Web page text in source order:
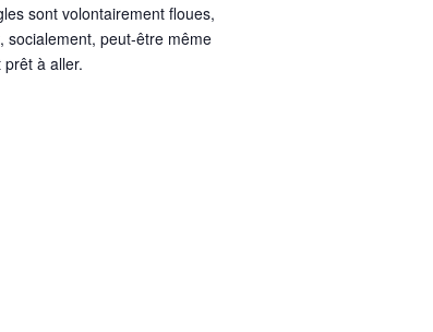
sont volontairement floues,
peut‑être même
à aller.